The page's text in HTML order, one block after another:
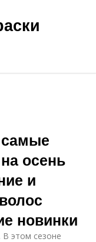
осень
и
новинки
В этом сезоне